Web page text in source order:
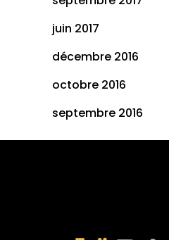
juin 2017
décembre 2016
octobre 2016
septembre 2016